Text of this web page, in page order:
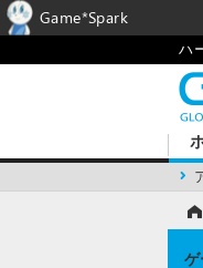
ハ
ゲ
Game*Spark